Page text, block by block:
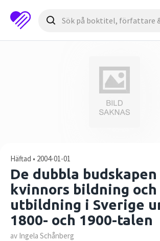
Häftad • 2004-01-01
De dubbla budskapen
kvinnors bildning och
utbildning i Sverige
1800- och 1900-talen
av Ingela Schånberg